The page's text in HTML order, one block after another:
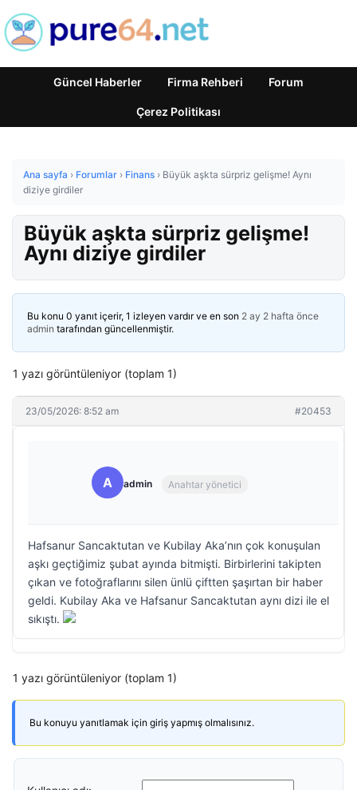
Güncel Haberler Firma Rehberi Forum
Çerez Politikası
Ana sayfa › Forumlar › Finans › Büyük aşkta sürpriz gelişme! Aynı
diziye girdiler
Büyük aşkta sürpriz gelişme!
Aynı diziye girdiler
Bu konu 0 yanıt içerir, 1 izleyen vardır ve en son 2 ay 2 hafta önce
admin tarafından güncellenmiştir.
1 yazı görüntüleniyor (toplam 1)
23/05/2026: 8:52 am #20453
A admin Anahtar yönetici
Hafsanur Sancaktutan ve Kubilay Aka’nın çok konuşulan
aşkı geçtiğimiz şubat ayında bitmişti. Birbirlerini takipten
çıkan ve fotoğraflarını silen ünlü çiftten şaşırtan bir haber
geldi. Kubilay Aka ve Hafsanur Sancaktutan aynı dizi ile el
sıkıştı.
1 yazı görüntüleniyor (toplam 1)
Bu konuyu yanıtlamak için giriş yapmış olmalısınız.